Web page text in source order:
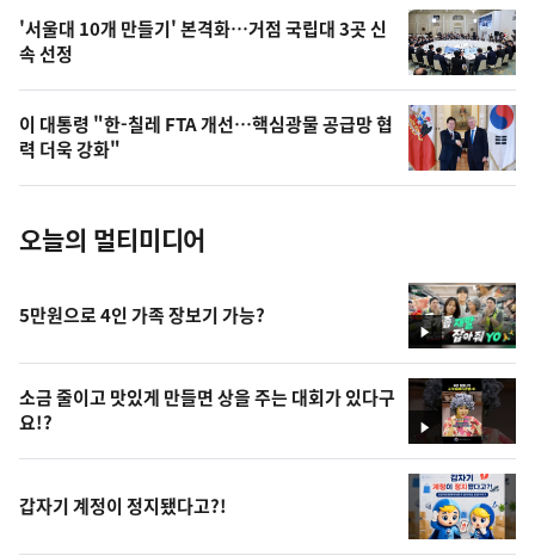
오
늘
의
사
진
'서울대 10개 만들기' 본격화…거점 국립대 3곳 신
속 선정
이 대통령 "한-칠레 FTA 개선…핵심광물 공급망 협
력 더욱 강화"
오늘의 멀티미디어
영
상
5만원으로 4인 가족 장보기 가능?
영
상
소금 줄이고 맛있게 만들면 상을 주는 대회가 있다구
요!?
갑자기 계정이 정지됐다고?!